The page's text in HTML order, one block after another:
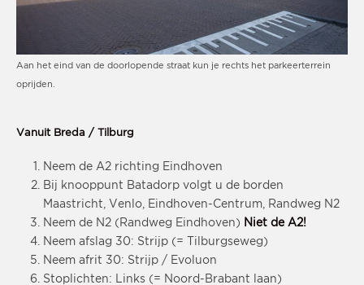
Aan het eind van de doorlopende straat kun je rechts het parkeerterrein
oprijden.
Vanuit Breda / Tilburg
Neem de A2 richting Eindhoven
Bij knooppunt Batadorp volgt u de borden
Maastricht, Venlo, Eindhoven-Centrum, Randweg N2
Neem de N2 (Randweg Eindhoven)
Niet de A2!
Neem afslag 30: Strijp (= Tilburgseweg)
Neem afrit 30: Strijp / Evoluon
Stoplichten: Links (= Noord-Brabant laan)